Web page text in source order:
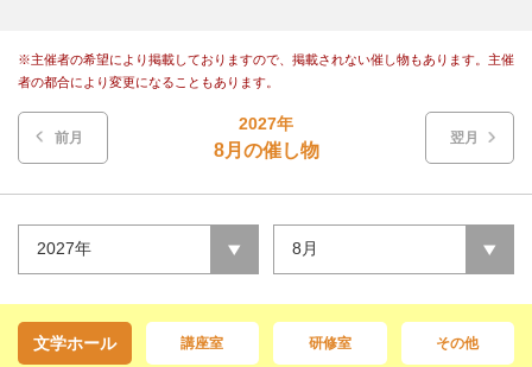
※主催者の希望により掲載しておりますので、掲載されない催し物もあります。主催
者の都合により変更になることもあります。
翌月
前月
2027年
8月の催し物
2027年 8月
文学ホール 講座室 研修室 その他